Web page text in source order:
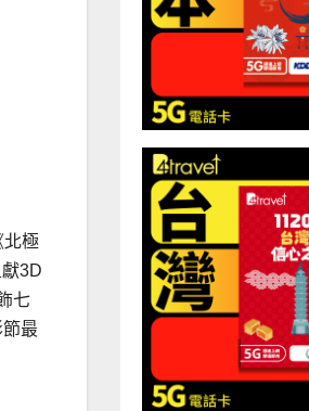
北極
3D
七
最